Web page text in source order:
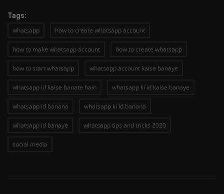
Tags:
whatsapp how to create whatsapp account
how to make whatsapp account how to create whatsapp
how to start whatsapp whatsapp account kaise banaye
whatsapp id kaise banate hain whatsapp ki id kaise banaye
whatsapp id banana whatsapp ki id banana
whatsapp id banaye whatsapp tips and tricks 2020
social media